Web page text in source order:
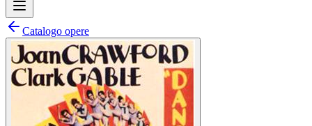
Catalogo opere